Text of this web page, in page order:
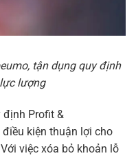
tận dụng quy định
lượng
định Profit &
kiện thuận lợi cho
việc xóa bỏ khoản lỗ